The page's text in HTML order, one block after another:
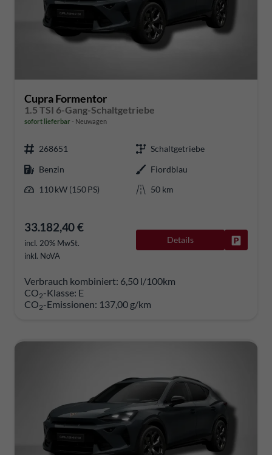
Cupra Formentor
1.5 TSI 6-Gang-Schaltgetriebe
sofort lieferbar Neuwagen
268651
Schaltgetriebe
Benzin
Fiordblau
110 kW (150 PS)
50 km
33.182,40 €
incl. 20% MwSt.
inkl. NoVA
Details
Verbrauch kombiniert: 6,50 l/100km
CO2-Klasse: E
CO2-Emissionen: 137,00 g/km